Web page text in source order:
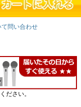
問い合わせ
ださい。